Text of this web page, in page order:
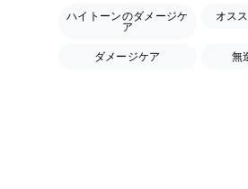
ハイトーンのダメージケ
ア
オス
ダメージケア 無